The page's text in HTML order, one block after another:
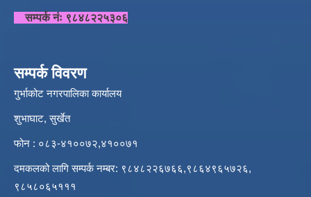
सम्पर्क नंः ९८४८२२५३०६
सम्पर्क विवरण
गुर्भाकोट नगरपालिका कार्यालय
शुभाघाट, सुर्खेत
फोन : ०८३-४१००७२,४१००७१
दमकलको लागि सम्पर्क नम्बर: ९८४८२२६७६६,९८६४९६५७२६,
९८५८०६५१११